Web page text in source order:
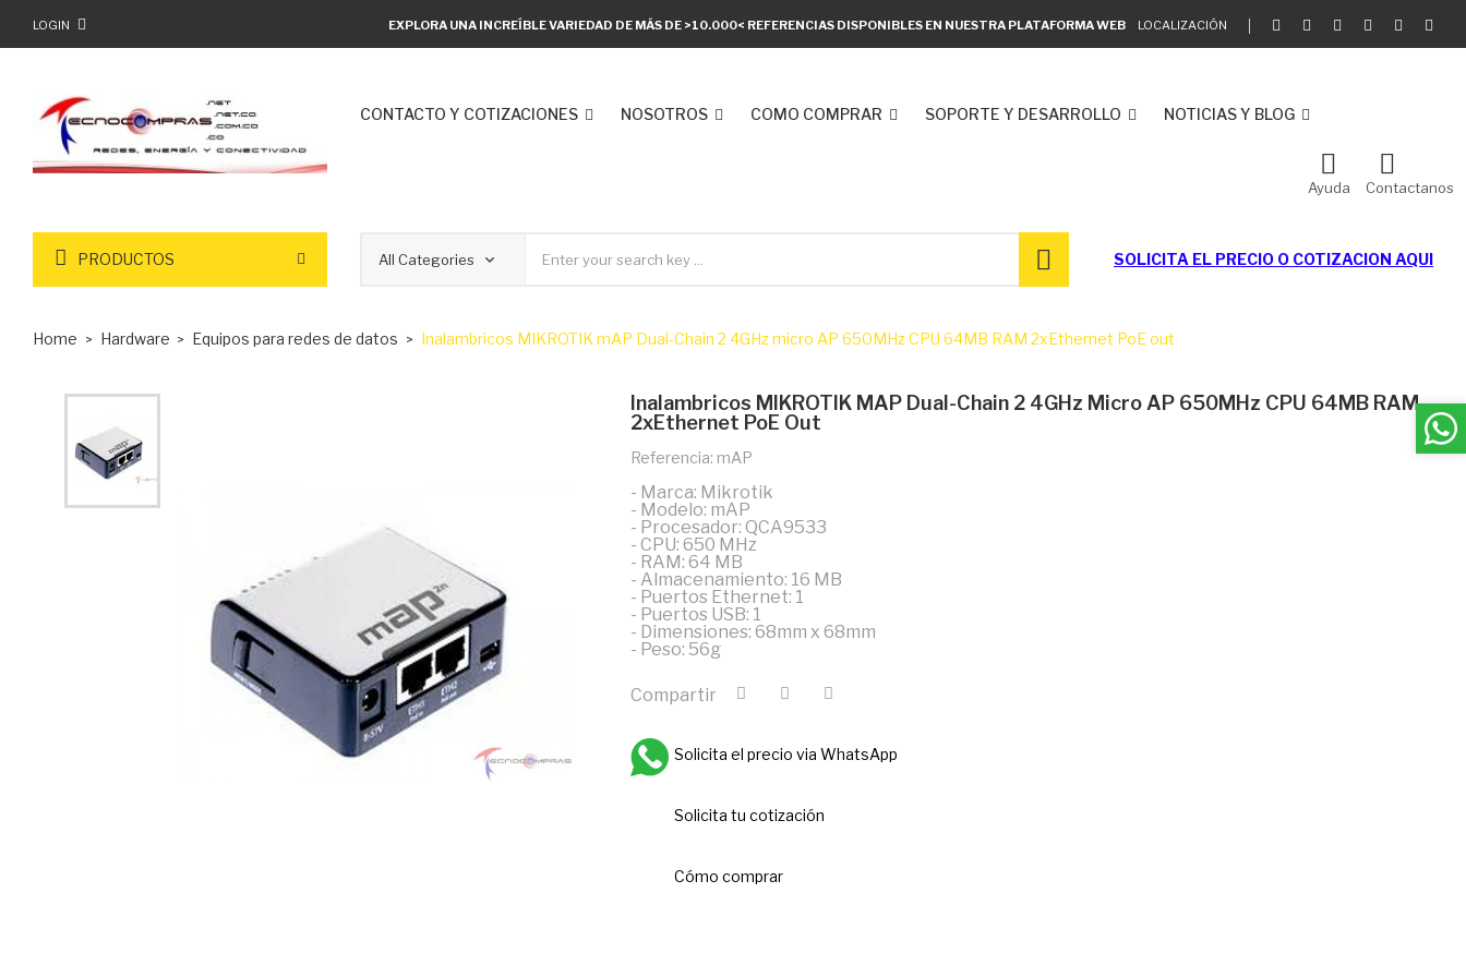
EXPLORA UNA INCREÍBLE VARIEDAD DE MÁS DE >10.000< REFERENCIAS DISPONIBLES EN NUESTRA PLATAFORMA WEB LOCALIZACIÓN
LOGIN
CONTACTO Y COTIZACIONES NOSOTROS COMO COMPRAR SOPORTE Y DESARROLLO NOTICIAS Y BLOG
Ayuda Contactanos
PRODUCTOS SOLICITA EL PRECIO O COTIZACION AQUI
Home Hardware Equipos para redes de datos Inalambricos MIKROTIK mAP Dual-Chain 2 4GHz micro AP 650MHz CPU 64MB RAM 2xEthernet PoE out
Inalambricos MIKROTIK MAP Dual-Chain 2 4GHz Micro AP 650MHz CPU 64MB RAM
2xEthernet PoE Out
Referencia: mAP
- Marca: Mikrotik
- Modelo: mAP
- Procesador: QCA9533
- CPU: 650 MHz
- RAM: 64 MB
- Almacenamiento: 16 MB
- Puertos Ethernet: 1
- Puertos USB: 1
- Dimensiones: 68mm x 68mm
- Peso: 56g
Compartir
Solicita el precio via WhatsApp
Solicita tu cotización
Cómo comprar